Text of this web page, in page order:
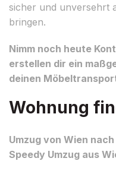
sicher und unversehrt
bringen.
Nimm noch heute
erstellen dir ein
deinen
Wohnung
Umzug von Wien
Speedy Umzug aus